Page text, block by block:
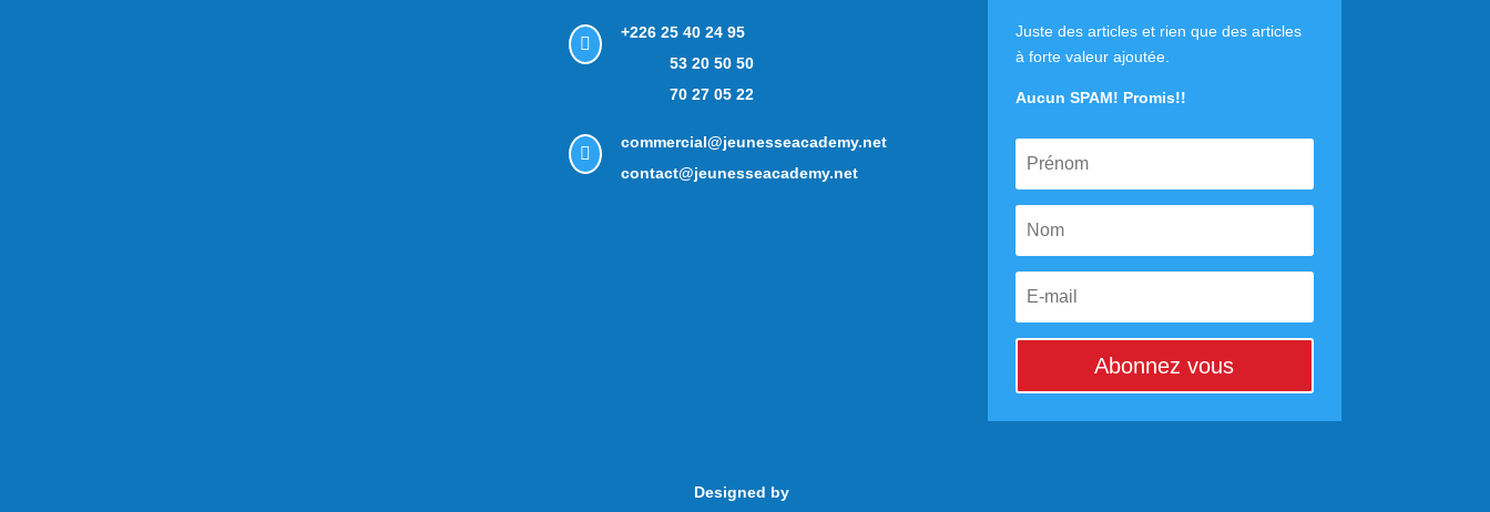

+226 25 40 24 95
53 20 50 50
70 27 05 22

commercial@jeunesseacademy.net
contact@jeunesseacademy.net
Juste des articles et rien que des articles
à forte valeur ajoutée.
Aucun SPAM! Promis!!
Abonnez vous
Designed by